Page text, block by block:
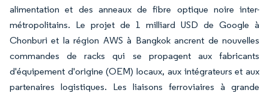
alimentation et des anneaux de fibre optique noire inter-
métropolitains. Le projet de 1 milliard USD de Google à
Chonburi et la région AWS à Bangkok ancrent de nouvelles
commandes de racks qui se propagent aux fabricants
d'équipement d'origine (OEM) locaux, aux intégrateurs et aux
partenaires logistiques. Les liaisons ferroviaires à grande